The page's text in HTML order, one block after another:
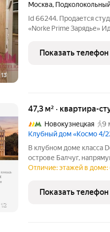
13
Москва,
Id 66244. Продается
«Norke Prime Зарядье»
управляющая компания.
Москве со
Показать телефон
12
47,3 м² · квартира-
Новокузнецкая
9
Клубный дом «Космо 4/
В клубном доме класса
острове Балчуг,
представлена студия
Пространство
Отличие: этажей в доме:
Показать телефон